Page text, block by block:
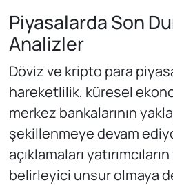
Piyasalarda Son
Analizler
Döviz ve kripto para
hareketlilik, küresel
merkez bankalarının
şekillenmeye devam
açıklamaları
belirleyici unsur olmaya